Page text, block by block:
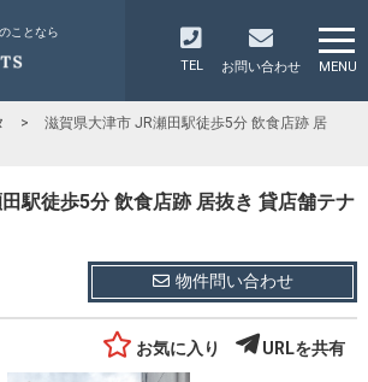
ことなら
TEL お問い合わせ MENU
>
滋賀県大津市 JR瀬田駅徒歩5分 飲食店跡 居
駅徒歩5分 飲食店跡 居抜き 貸店舗テナ
物件問い合わせ
お気に入り URLを共有